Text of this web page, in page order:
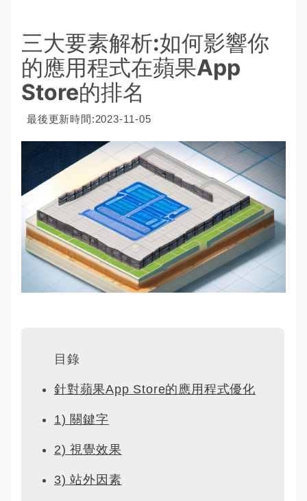
三大要素解析:如何影響你
的應用程式在蘋果App
Store的排名
最後更新時間:2023-11-05
目錄
針對蘋果App Store的應用程式優化
1) 關鍵字
2) 視覺效果
3) 站外因素